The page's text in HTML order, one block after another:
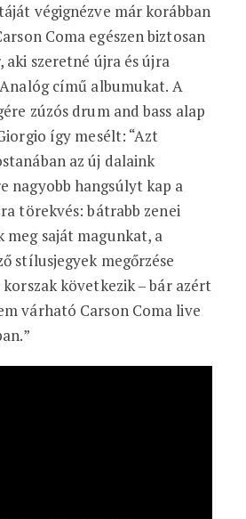
végignézve már korábban
Coma egészen biztosan
aki szeretné újra és újra
című albumukat. A
zúzós drum and bass alap
így mesélt: “Azt
az új dalaink
nagyobb hangsúlyt kap a
törekvés: bátrabb zenei
meg saját magunkat, a
stílusjegyek megőrzése
következik – bár azért
várható Carson Coma live